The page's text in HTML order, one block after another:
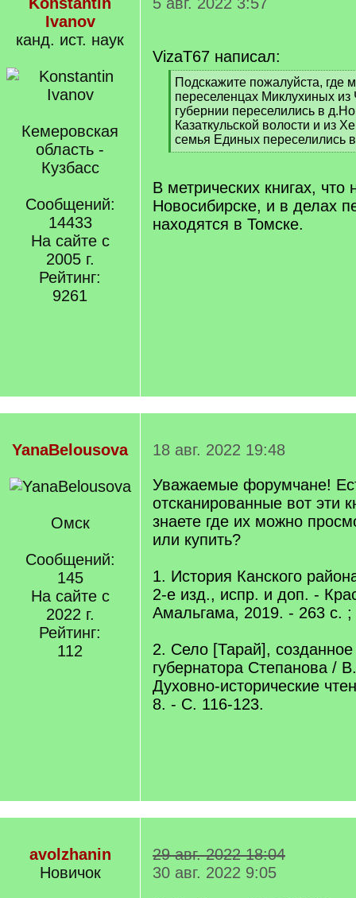
Ivanov
канд. ист. наук
Кемеровская
область -
Кузбасс
Сообщений:
14433
На сайте с
2005 г.
Рейтинг:
9261
VizaT67 написал:
[
q
]
Подскажите пожалуйста, где
переселенцах Миклухиных из
губернии переселились в
Казаткульской волости и из
семья Единых переселились
[
q
]
В метрических книгах, что
Новосибирске, и в делах
находятся в Томске.
YanaBelousova
Омск
Сообщений:
145
На сайте с
2022 г.
Рейтинг:
112
18 авг. 2022 19:48
Уважаемые форумчане!
отсканированные вот эти
знаете где их можно
или купить?
1. История Канского
2-е изд., испр. и доп. -
Амальгама, 2019. - 263 с. ;
2. Село [Тарай],
губернатора Степанова /
Духовно-исторические
8. - С. 116-123.
avolzhanin
Новичок
29 авг. 2022 18:04
30 авг. 2022 9:05